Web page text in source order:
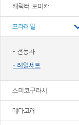
캐릭터 토미카
프라레일
- 전동차
- 레일세트
스미코구라시
메타코레